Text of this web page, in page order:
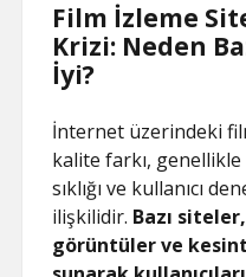
Film İzleme
Krizi: Neden
İyi?
İnternet üzerindeki
kalite farkı,
sıklığı ve kullanıcı
ilişkilidir. Bazı
görüntüler ve